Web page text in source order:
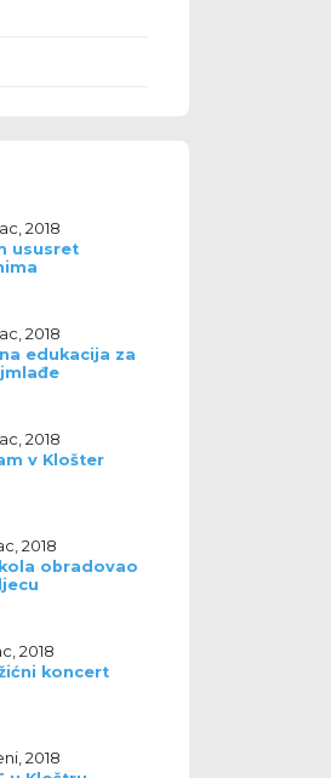
2018
ususret
2018
edukacija za
2018
v Klošter
2018
obradovao
2018
koncert
2018